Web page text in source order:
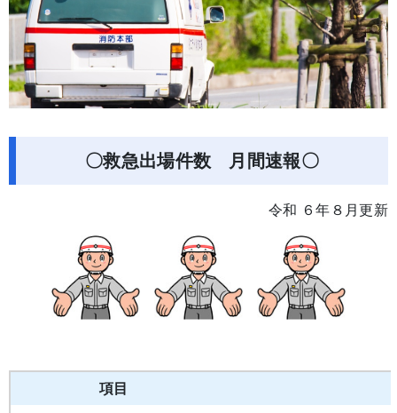
〇救急出場件数 月間速報〇
令和 ６年８月更新
項目